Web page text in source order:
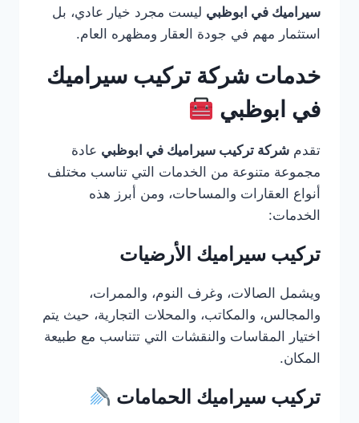
سيراميك في ابوظبي ليست مجرد خيار عادي، بل
استثمار مهم في جودة العقار ومظهره العام.
خدمات شركة تركيب سيراميك
في ابوظبي
تقدم شركة تركيب سيراميك في ابوظبي عادة
مجموعة متنوعة من الخدمات التي تناسب مختلف
أنواع العقارات والمساحات، ومن أبرز هذه
الخدمات:
تركيب سيراميك الأرضيات
ويشمل الصالات، وغرف النوم، والممرات،
والمجالس، والمكاتب، والمحلات التجارية، حيث يتم
اختيار المقاسات والنقشات التي تتناسب مع طبيعة
المكان.
تركيب سيراميك الحمامات